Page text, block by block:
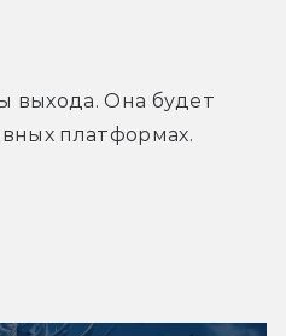
выхода. Она будет
платформах.